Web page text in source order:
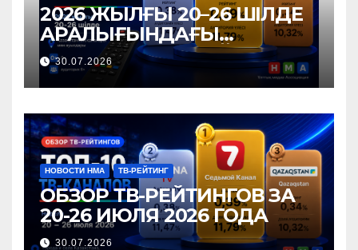
2026 ЖЫЛҒЫ 20–26 ШІЛДЕ
АРАЛЫҒЫНДАҒЫ
ТЕЛЕАРНАЛАР РЕЙТИНГІНЕ
ШОЛУ
30.07.2026
НОВОСТИ НМА ТВ-РЕЙТИНГ
ОБЗОР ТВ-РЕЙТИНГОВ ЗА
20-26 ИЮЛЯ 2026 ГОДА
30.07.2026